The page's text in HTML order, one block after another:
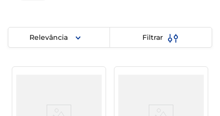
Relevância Filtrar
leite pó
feijão